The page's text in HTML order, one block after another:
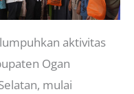
aktivitas
Ogan
mulai